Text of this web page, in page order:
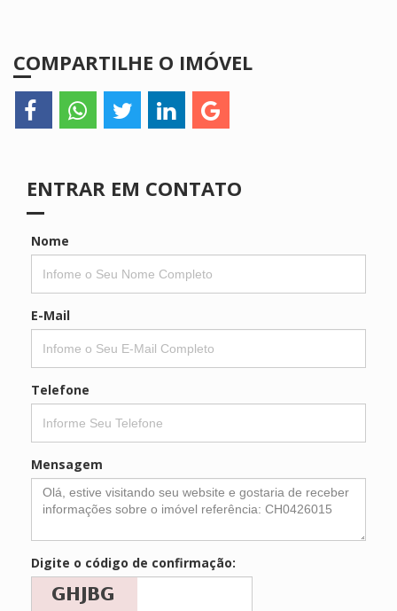
COMPARTILHE O IMÓVEL
ENTRAR EM CONTATO
Nome
E-Mail
Telefone
Mensagem
Digite o código de confirmação: